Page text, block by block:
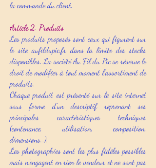
la commande du client.
Article 2. Produits
Les produits proposés sont ceux qui figurent sur
le site aufildupic.fr dans la limite des stocks
disponibles. La société Au Fil du Pic se réserve le
droit de modifier à tout moment l’assortiment de
produits.
Chaque produit est présenté sur le site internet
sous forme d’un descriptif reprenant ses
principales caractéristiques techniques
(contenance, utilisation, composition,
dimensions…).
Les photographies sont les plus fidèles possibles
mais n’engagent en rien le vendeur et ne sont pas